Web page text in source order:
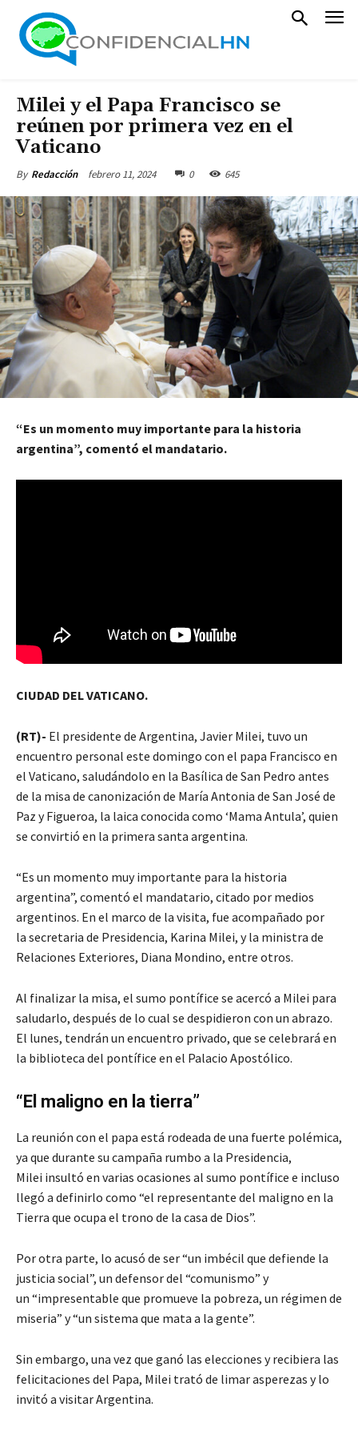
Milei y el Papa Francisco se
reúnen por primera vez en el
Vaticano
By Redacción febrero 11, 2024 0 645
“Es un momento muy importante para la historia
argentina”, comentó el mandatario.
CIUDAD DEL VATICANO.
(RT)- El presidente de Argentina, Javier Milei, tuvo un
encuentro personal este domingo con el papa Francisco en
el Vaticano, saludándolo en la Basílica de San Pedro antes
de la misa de canonización de María Antonia de San José de
Paz y Figueroa, la laica conocida como ‘Mama Antula’, quien
se convirtió en la primera santa argentina.
“Es un momento muy importante para la historia
argentina”, comentó el mandatario, citado por medios
argentinos. En el marco de la visita, fue acompañado por
la secretaria de Presidencia, Karina Milei, y la ministra de
Relaciones Exteriores, Diana Mondino, entre otros.
Al finalizar la misa, el sumo pontífice se acercó a Milei para
saludarlo, después de lo cual se despidieron con un abrazo.
El lunes, tendrán un encuentro privado, que se celebrará en
la biblioteca del pontífice en el Palacio Apostólico.
“El maligno en la tierra”
La reunión con el papa está rodeada de una fuerte polémica,
ya que durante su campaña rumbo a la Presidencia,
Milei insultó en varias ocasiones al sumo pontífice e incluso
llegó a definirlo como “el representante del maligno en la
Tierra que ocupa el trono de la casa de Dios”.
Por otra parte, lo acusó de ser “un imbécil que defiende la
justicia social”, un defensor del “comunismo” y
un “impresentable que promueve la pobreza, un régimen de
miseria” y “un sistema que mata a la gente”.
Sin embargo, una vez que ganó las elecciones y recibiera las
felicitaciones del Papa, Milei trató de limar asperezas y lo
invitó a visitar Argentina.